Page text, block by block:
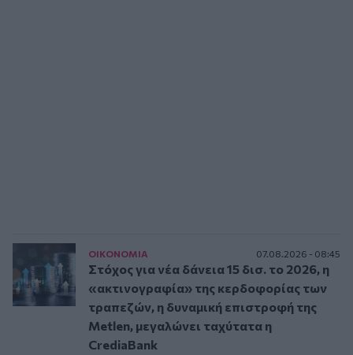
ΟΙΚΟΝΟΜΙΑ 07.08.2026 - 08:45
Στόχος για νέα δάνεια 15 δισ. το 2026, η
«ακτινογραφία» της κερδοφορίας των
τραπεζών, η δυναμική επιστροφή της
Metlen, μεγαλώνει ταχύτατα η
CrediaBank